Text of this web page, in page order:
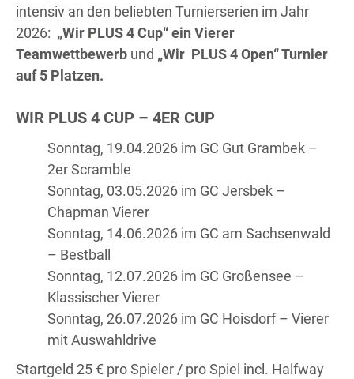
intensiv an den beliebten Turnierserien im Jahr
2026: „Wir PLUS 4 Cup“ ein Vierer
Teamwettbewerb und „Wir PLUS 4 Open“ Turnier
auf 5 Platzen.
WIR PLUS 4 CUP – 4ER CUP
Sonntag, 19.04.2026 im GC Gut Grambek –
2er Scramble
Sonntag, 03.05.2026 im GC Jersbek –
Chapman Vierer
Sonntag, 14.06.2026 im GC am Sachsenwald
– Bestball
Sonntag, 12.07.2026 im GC Großensee –
Klassischer Vierer
Sonntag, 26.07.2026 im GC Hoisdorf – Vierer
mit Auswahldrive
Startgeld 25 € pro Spieler / pro Spiel incl. Halfway